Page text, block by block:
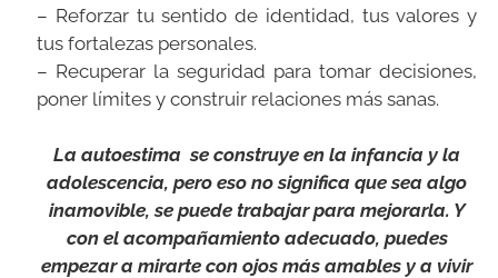
– Reforzar tu sentido de identidad, tus valores y
tus fortalezas personales.
– Recuperar la seguridad para tomar decisiones,
poner límites y construir relaciones más sanas.
La autoestima se construye en la infancia y la
adolescencia, pero eso no significa que sea algo
inamovible, se puede trabajar para mejorarla. Y
con el acompañamiento adecuado, puedes
empezar a mirarte con ojos más amables y a vivir